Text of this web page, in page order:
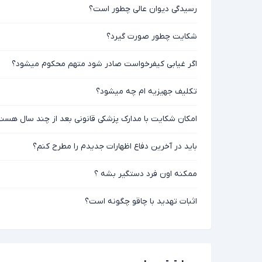
رسیدگی دیوان عالی چطور است؟
شکایت چطور صورت گیرد؟
اگر غیابی کیفرخواست صادر شود متهم محکوم میشود؟
تکلیف جهیزیه ام چه میشود؟
امکان شکایت با مدارک پزشکی قانونی بعد از چند سال
باید در آخرین دفاع اظهارات جدیدم را مطرح کنم؟
ممکنه اون فرد دستگیر بشه ؟
اثبات تهدید با چاقو چگونه است؟